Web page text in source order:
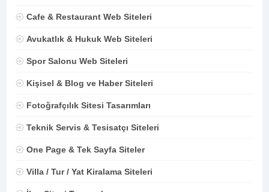
Cafe & Restaurant Web Siteleri
Avukatlık & Hukuk Web Siteleri
Spor Salonu Web Siteleri
Kişisel & Blog ve Haber Siteleri
Fotoğrafçılık Sitesi Tasarımları
Teknik Servis & Tesisatçı Siteleri
One Page & Tek Sayfa Siteler
Villa / Tur / Yat Kiralama Siteleri